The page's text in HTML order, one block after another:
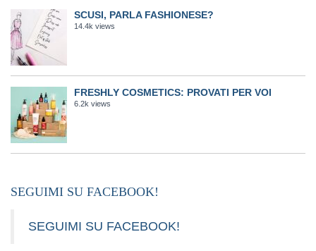
SCUSI, PARLA FASHIONESE?
14.4k views
FRESHLY COSMETICS: PROVATI PER VOI
6.2k views
SEGUIMI SU FACEBOOK!
SEGUIMI SU FACEBOOK!